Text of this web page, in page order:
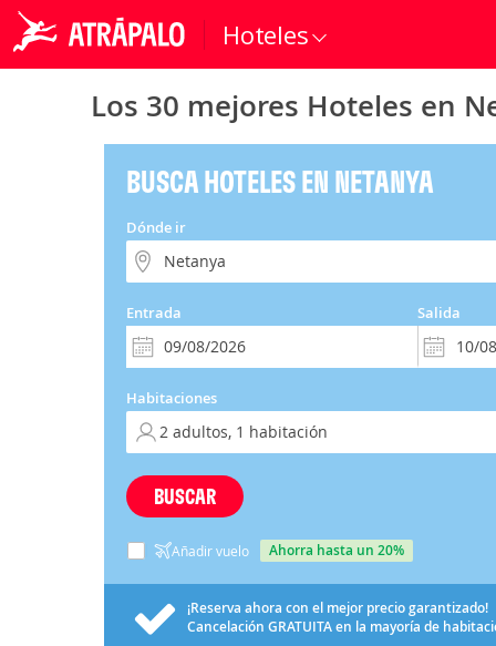
Hoteles
Los 30 mejores Hoteles en
BUSCA HOTELES EN NETANYA
Dónde ir
Entrada Salida
Habitaciones
BUSCAR
Añadir vuelo ahorra hasta un 20%
¡Reserva ahora con el mejor precio garantizado!
Cancelación GRATUITAen la mayoría de